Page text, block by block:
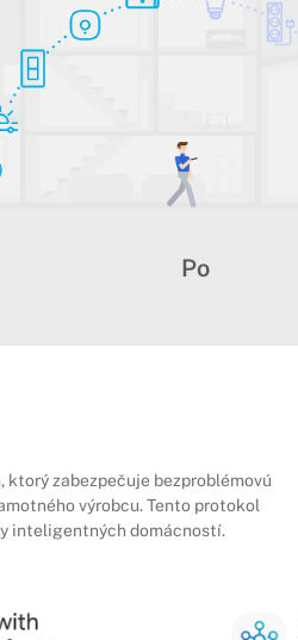
Po
zabezpečuje bezproblémovú
výrobcu. Tento protokol
inteligentných domácností.